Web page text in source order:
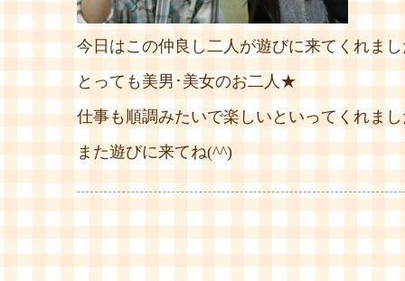
今日はこの仲良し二人が遊びに来てくれま
とっても美男･美女のお二人★
仕事も順調みたいで楽しいといってくれま
また遊びに来てね(^^)